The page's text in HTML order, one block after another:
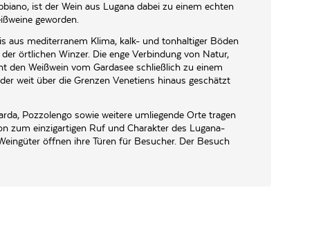
ist der Weinaus Lugana dabei zu einem echten
geworden.
aus mediterranem Klima, kalk- und tonhaltiger Böden
örtlichen Winzer. Die enge Verbindung von Natur,
den Weißwein vom Gardasee schließlich zu einem
weit über die Grenzen Venetiens hinaus geschätzt
, Pozzolengosowie weitere umliegende Orte tragen
zum einzigartigen Ruf und Charakter des Lugana-
öffnen ihre Türen für Besucher. Der Besuch